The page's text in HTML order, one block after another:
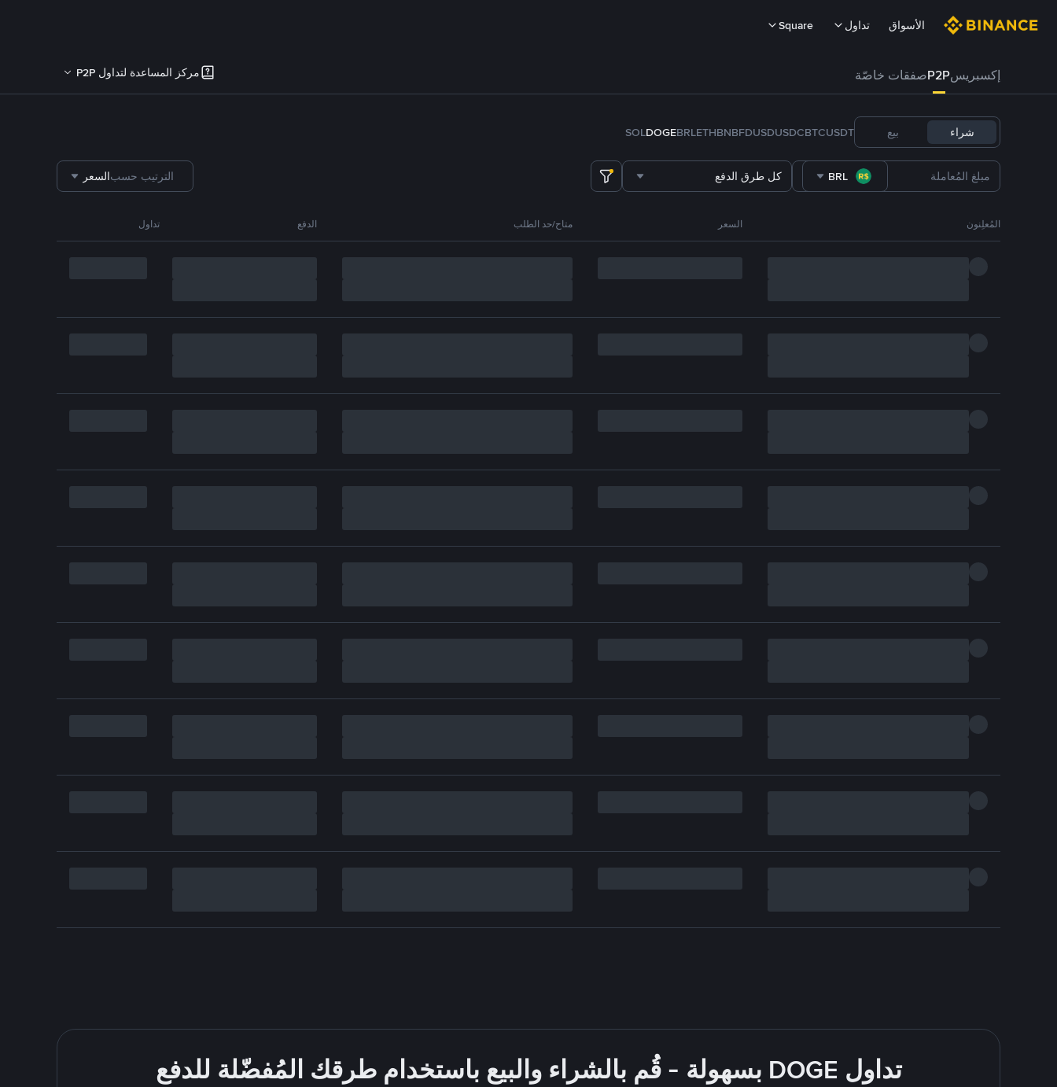
الأسواق تداول Square
إكسبريسP2Pصفقات خاصّة مركز المساعدة لتداول P2P
شراء بيع USDT
BTC
USDC
FDUSD
BNB
ETH
BRL
DOGE
SOL
BRL كل طرق الدفع الترتيب حسبالسعر
المُعلِنون السعر متاح/حد الطلب الدفع تداول
تداول DOGE بسهولة - قُم بالشراء والبيع باستخدام طرقك المُفضّلة للدفع